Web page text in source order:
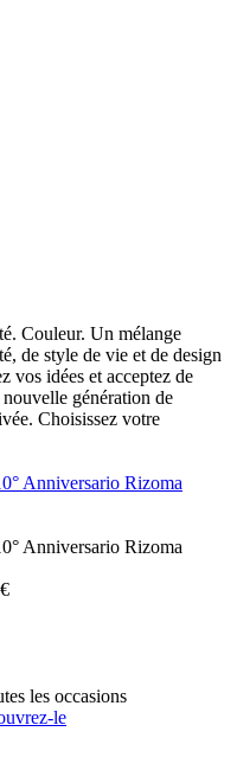
Couleur. Un mélange
de style de vie et de design
vos idées et acceptez de
génération de
Choisissez votre
Anniversario Rizoma
Anniversario Rizoma
les occasions
le